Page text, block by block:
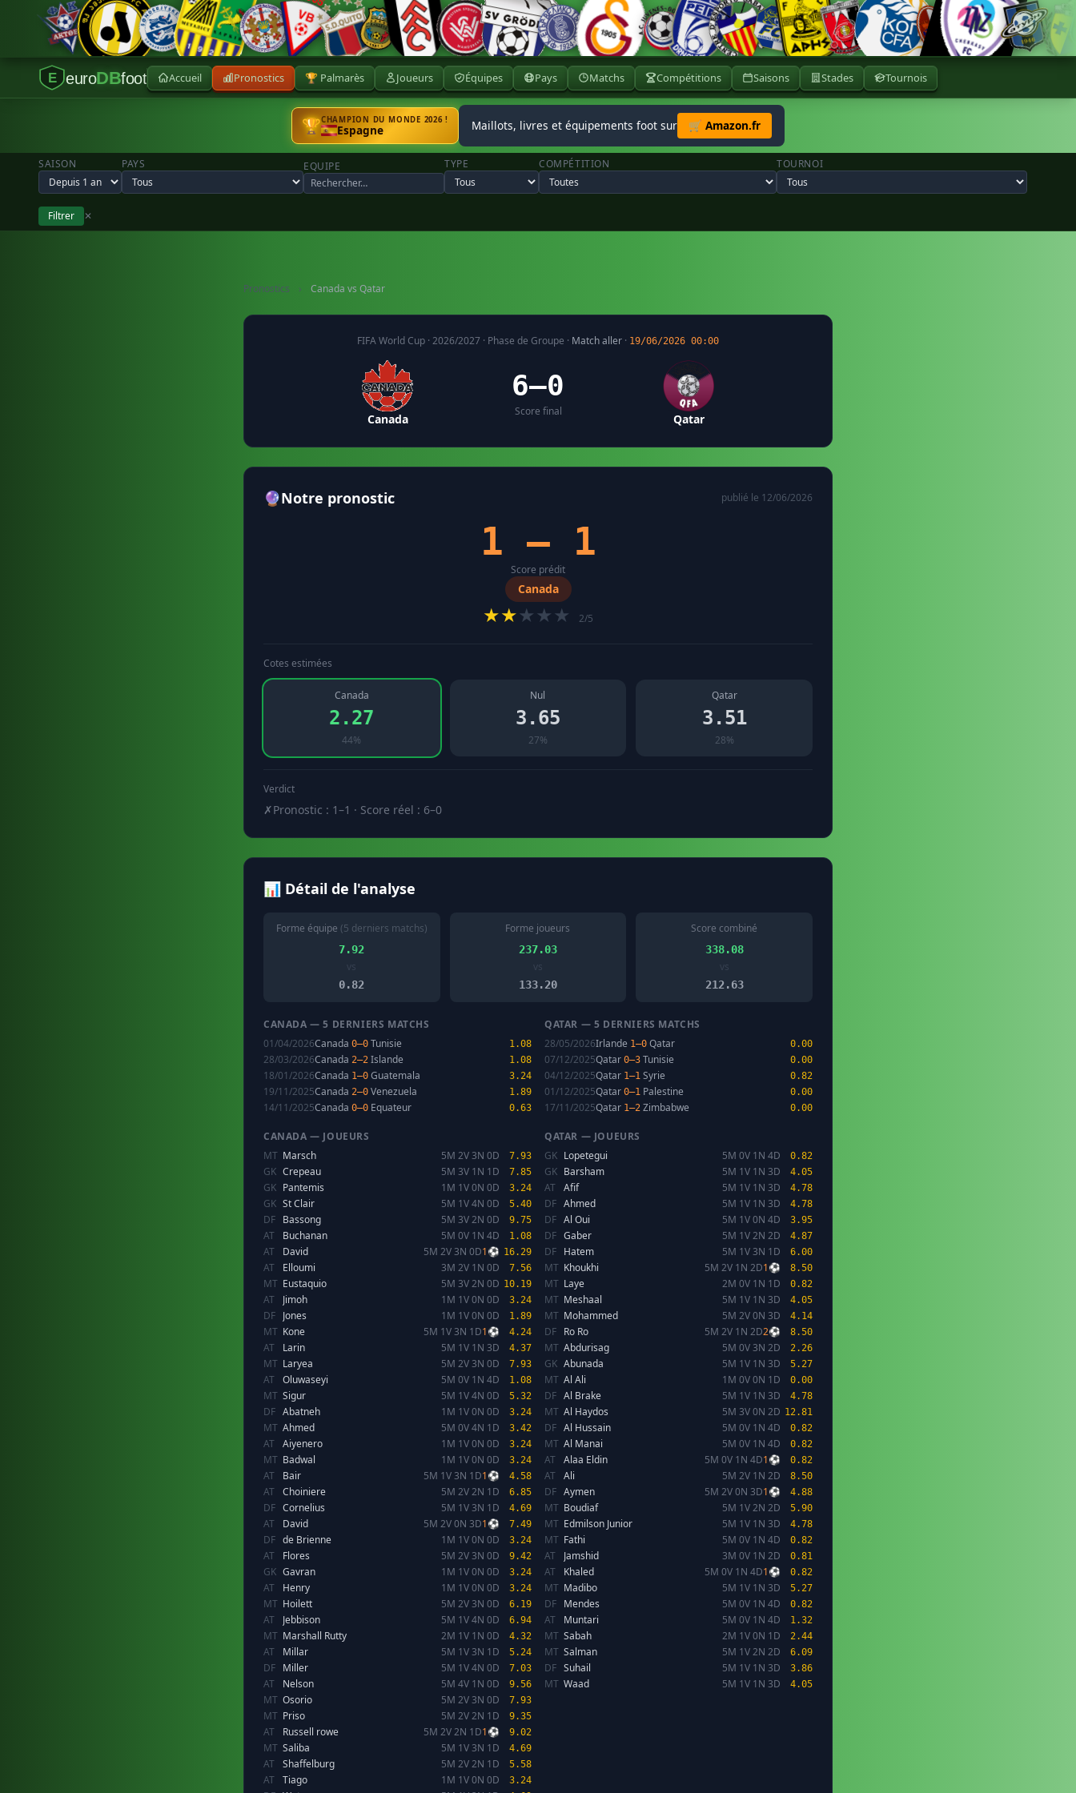
E euroDBfoot Accueil Pronostics 🏆 Palmarès Joueurs Équipes Pays Matchs Compétitions Saisons Stades Tournois
🏆CHAMPION DU MONDE 2026 !
Espagne Maillots, livres et équipements foot sur 🛒 Amazon.fr
SAISON PAYS EQUIPE TYPE COMPÉTITION TOURNOI
Filtrer ✕
Pronostics › Canada vs Qatar
FIFA World Cup · 2026/2027 · Phase de Groupe · Match aller · 19/06/2026 00:00
Canada
6–0
Score final
Qatar
🔮Notre pronostic publié le 12/06/2026
1 – 1
Score prédit
Canada
★★★★★ 2/5
Cotes estimées
Canada
2.27
44%
Nul
3.65
27%
Qatar
3.51
28%
Verdict
✗Pronostic : 1–1 · Score réel : 6–0
📊 Détail de l'analyse
Forme équipe (5 derniers matchs)
7.92
vs
0.82
Forme joueurs
237.03
vs
133.20
Score combiné
338.08
vs
212.63
CANADA — 5 DERNIERS MATCHS
01/04/2026Canada 0–0 Tunisie 1.08
28/03/2026Canada 2–2 Islande 1.08
18/01/2026Canada 1–0 Guatemala 3.24
19/11/2025Canada 2–0 Venezuela 1.89
14/11/2025Canada 0–0 Equateur 0.63
QATAR — 5 DERNIERS MATCHS
28/05/2026Irlande 1–0 Qatar 0.00
07/12/2025Qatar 0–3 Tunisie 0.00
04/12/2025Qatar 1–1 Syrie 0.82
01/12/2025Qatar 0–1 Palestine 0.00
17/11/2025Qatar 1–2 Zimbabwe 0.00
CANADA — JOUEURS
MT Marsch 5M 2V 3N 0D 7.93
GK Crepeau 5M 3V 1N 1D 7.85
GK Pantemis 1M 1V 0N 0D 3.24
GK St Clair 5M 1V 4N 0D 5.40
DF Bassong 5M 3V 2N 0D 9.75
AT Buchanan 5M 0V 1N 4D 1.08
AT David 5M 2V 3N 0D1⚽ 16.29
AT Elloumi 3M 2V 1N 0D 7.56
MT Eustaquio 5M 3V 2N 0D 10.19
AT Jimoh 1M 1V 0N 0D 3.24
DF Jones 1M 1V 0N 0D 1.89
MT Kone 5M 1V 3N 1D1⚽ 4.24
AT Larin 5M 1V 1N 3D 4.37
MT Laryea 5M 2V 3N 0D 7.93
AT Oluwaseyi 5M 0V 1N 4D 1.08
MT Sigur 5M 1V 4N 0D 5.32
DF Abatneh 1M 1V 0N 0D 3.24
MT Ahmed 5M 0V 4N 1D 3.42
AT Aiyenero 1M 1V 0N 0D 3.24
MT Badwal 1M 1V 0N 0D 3.24
AT Bair 5M 1V 3N 1D1⚽ 4.58
AT Choiniere 5M 2V 2N 1D 6.85
DF Cornelius 5M 1V 3N 1D 4.69
AT David 5M 2V 0N 3D1⚽ 7.49
DF de Brienne 1M 1V 0N 0D 3.24
AT Flores 5M 2V 3N 0D 9.42
GK Gavran 1M 1V 0N 0D 3.24
AT Henry 1M 1V 0N 0D 3.24
MT Hoilett 5M 2V 3N 0D 6.19
AT Jebbison 5M 1V 4N 0D 6.94
MT Marshall Rutty 2M 1V 1N 0D 4.32
AT Millar 5M 1V 3N 1D 5.24
DF Miller 5M 1V 4N 0D 7.03
AT Nelson 5M 4V 1N 0D 9.56
MT Osorio 5M 2V 3N 0D 7.93
MT Priso 5M 2V 2N 1D 9.35
AT Russell rowe 5M 2V 2N 1D1⚽ 9.02
MT Saliba 5M 1V 3N 1D 4.69
AT Shaffelburg 5M 2V 2N 1D 5.58
AT Tiago 1M 1V 0N 0D 3.24
QATAR — JOUEURS
GK Lopetegui 5M 0V 1N 4D 0.82
GK Barsham 5M 1V 1N 3D 4.05
AT Afif 5M 1V 1N 3D 4.78
DF Ahmed 5M 1V 1N 3D 4.78
DF Al Oui 5M 1V 0N 4D 3.95
DF Gaber 5M 1V 2N 2D 4.87
DF Hatem 5M 1V 3N 1D 6.00
MT Khoukhi 5M 2V 1N 2D1⚽ 8.50
MT Laye 2M 0V 1N 1D 0.82
MT Meshaal 5M 1V 1N 3D 4.05
MT Mohammed 5M 2V 0N 3D 4.14
DF Ro Ro 5M 2V 1N 2D2⚽ 8.50
MT Abdurisag 5M 0V 3N 2D 2.26
GK Abunada 5M 1V 1N 3D 5.27
MT Al Ali 1M 0V 0N 1D 0.00
DF Al Brake 5M 1V 1N 3D 4.78
MT Al Haydos 5M 3V 0N 2D 12.81
DF Al Hussain 5M 0V 1N 4D 0.82
MT Al Manai 5M 0V 1N 4D 0.82
AT Alaa Eldin 5M 0V 1N 4D1⚽ 0.82
AT Ali 5M 2V 1N 2D 8.50
DF Aymen 5M 2V 0N 3D1⚽ 4.88
MT Boudiaf 5M 1V 2N 2D 5.90
MT Edmilson Junior 5M 1V 1N 3D 4.78
MT Fathi 5M 0V 1N 4D 0.82
AT Jamshid 3M 0V 1N 2D 0.81
AT Khaled 5M 0V 1N 4D1⚽ 0.82
MT Madibo 5M 1V 1N 3D 5.27
DF Mendes 5M 0V 1N 4D 0.82
AT Muntari 5M 0V 1N 4D 1.32
MT Sabah 2M 1V 0N 1D 2.44
MT Salman 5M 1V 2N 2D 6.09
DF Suhail 5M 1V 1N 3D 3.86
MT Waad 5M 1V 1N 3D 4.05